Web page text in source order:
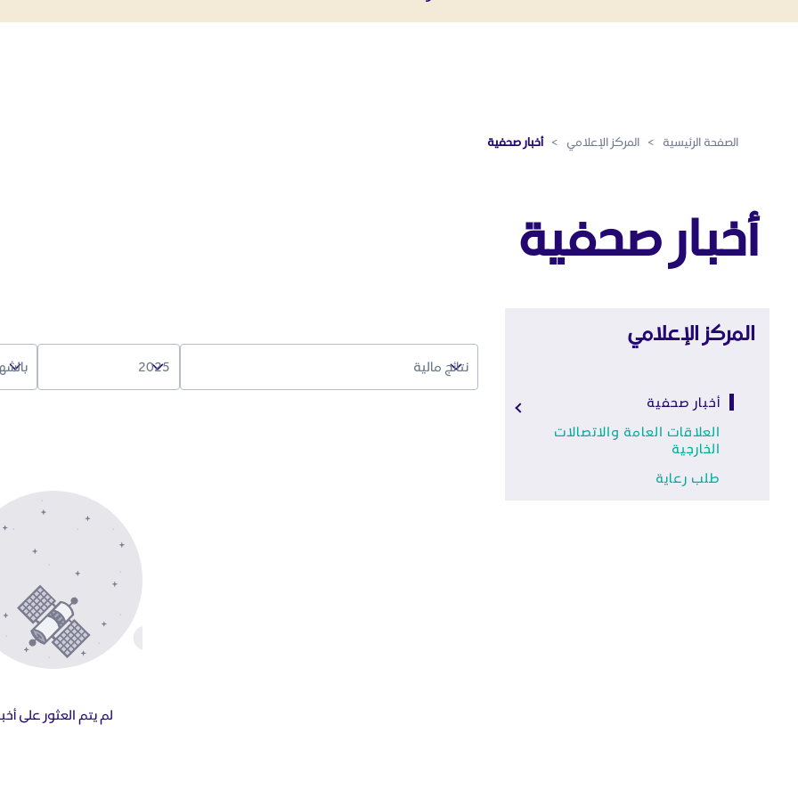
تخطي إلى المحتوى الرئيسي
أخبار صحفية - المركز الإعلامي
الصفحة الرئيسية > المركز الإعلامي > أخبار صحفية
أخبار صحفية
المركز الإعلامي
أخبار صحفية
العلاقات العامة والاتصالات
الخارجية
طلب رعاية
لم يتم العثور على